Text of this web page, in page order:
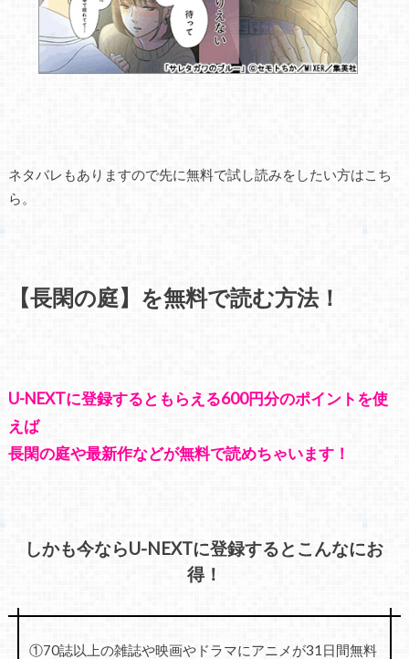
ネタバレもありますので先に無料で試し読みをしたい方はこち
ら。
【長閑の庭】を無料で読む方法！
U-NEXTに登録するともらえる600円分のポイントを使
えば
長閑の庭や最新作などが無料で読めちゃいます！
しかも今ならU-NEXTに登録するとこんなにお
得！
①70誌以上の雑誌や映画やドラマにアニメが31日間無料